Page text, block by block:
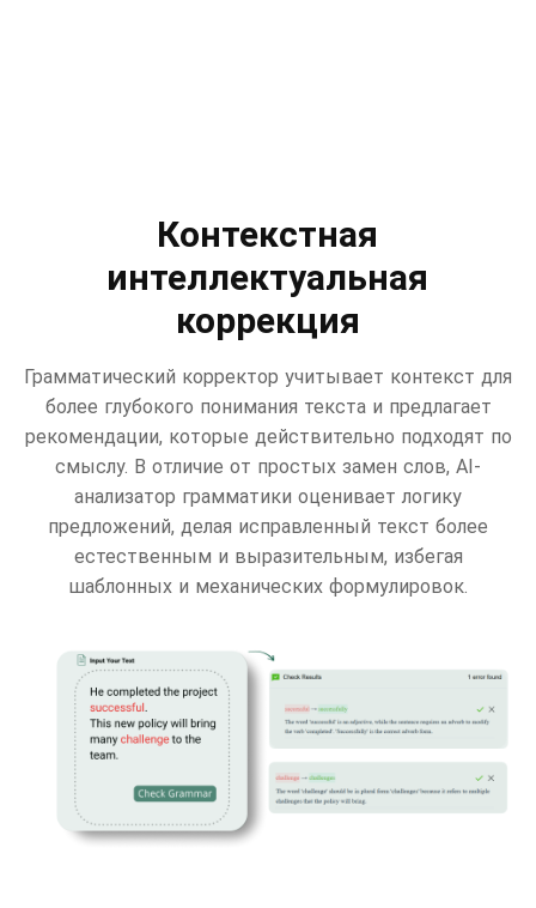
Контекстная
интеллектуальная
коррекция
Грамматический корректор учитывает контекст для
более глубокого понимания текста и предлагает
рекомендации, которые действительно подходят по
смыслу. В отличие от простых замен слов, AI-
анализатор грамматики оценивает логику
предложений, делая исправленный текст более
естественным и выразительным, избегая
шаблонных и механических формулировок.